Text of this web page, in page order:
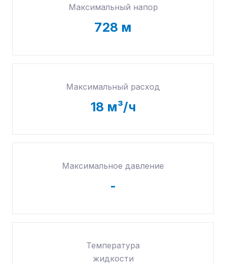
Максимальный напор
728 м
Максимальный расход
18 м³/ч
Максимальное давление
-
Температура
жидкости